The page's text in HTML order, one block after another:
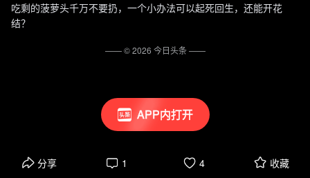
APP内打开
吃剩的菠萝头千万不要扔，一个小办法可以起死回生，还能开花
结？
分享 1 4 收藏
—— ©2026 今日头条——